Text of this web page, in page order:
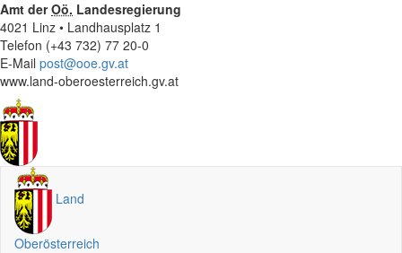
Amt derOö. Landesregierung
4021 Linz • Landhausplatz 1
Telefon (+43 732) 77 20-0
E-Mail post@ooe.gv.at
www.land-oberoesterreich.gv.at
Land
Oberösterreich